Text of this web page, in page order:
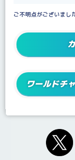
ご不明点がございまし
ワールドチ